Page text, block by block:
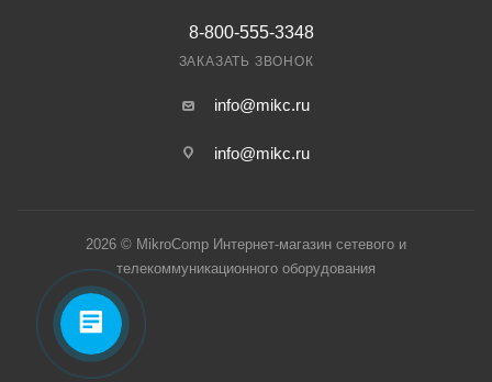
8-800-555-3348
ЗАКАЗАТЬ ЗВОНОК
info@mikc.ru
info@mikc.ru
2026 © MikroComp Интернет-магазин сетевого и
телекоммуникационного оборудования